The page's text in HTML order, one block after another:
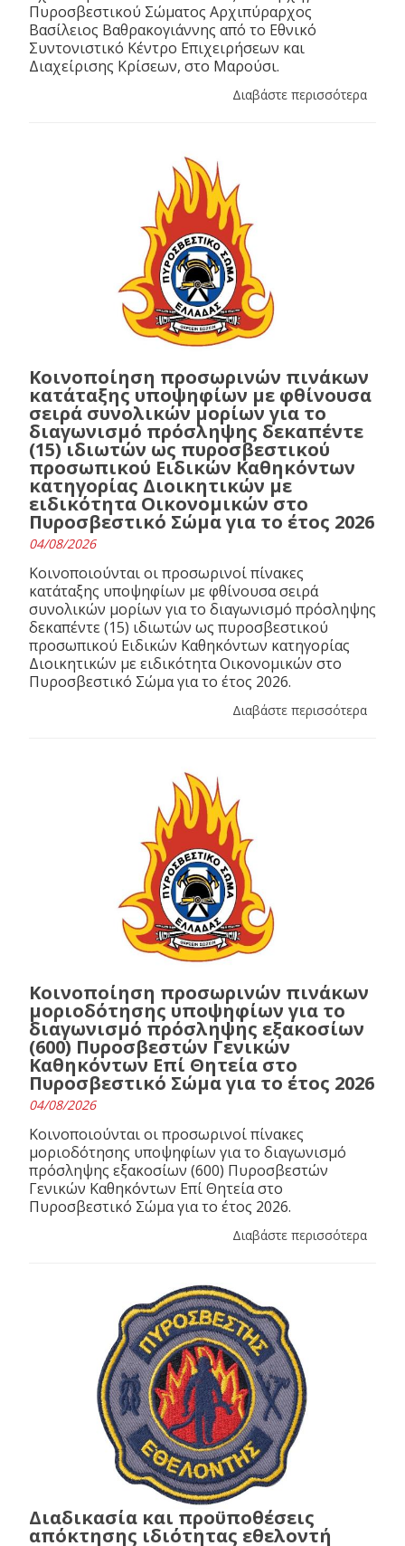
Πυροσβεστικού Σώματος Αρχιπύραρχος
Βασίλειος Βαθρακογιάννης από το Εθνικό
Συντονιστικό Κέντρο Επιχειρήσεων και
Διαχείρισης Κρίσεων, στο Μαρούσι.
Διαβάστε περισσότερα
Κοινοποίηση προσωρινών πινάκων
κατάταξης υποψηφίων με φθίνουσα
σειρά συνολικών μορίων για το
διαγωνισμό πρόσληψης δεκαπέντε
(15) ιδιωτών ως πυροσβεστικού
προσωπικού Ειδικών Καθηκόντων
κατηγορίας Διοικητικών με
ειδικότητα Οικονομικών στο
Πυροσβεστικό Σώμα για το έτος 2026
04/08/2026
Κοινοποιούνται οι προσωρινοί πίνακες
κατάταξης υποψηφίων με φθίνουσα σειρά
συνολικών μορίων για το διαγωνισμό πρόσληψης
δεκαπέντε (15) ιδιωτών ως πυροσβεστικού
προσωπικού Ειδικών Καθηκόντων κατηγορίας
Διοικητικών με ειδικότητα Οικονομικών στο
Πυροσβεστικό Σώμα για το έτος 2026.
Διαβάστε περισσότερα
Κοινοποίηση προσωρινών πινάκων
μοριοδότησης υποψηφίων για το
διαγωνισμό πρόσληψης εξακοσίων
(600) Πυροσβεστών Γενικών
Καθηκόντων Επί Θητεία στο
Πυροσβεστικό Σώμα για το έτος 2026
04/08/2026
Κοινοποιούνται οι προσωρινοί πίνακες
μοριοδότησης υποψηφίων για το διαγωνισμό
πρόσληψης εξακοσίων (600) Πυροσβεστών
Γενικών Καθηκόντων Επί Θητεία στο
Πυροσβεστικό Σώμα για το έτος 2026.
Διαβάστε περισσότερα
Διαδικασία και προϋποθέσεις
απόκτησης ιδιότητας εθελοντή